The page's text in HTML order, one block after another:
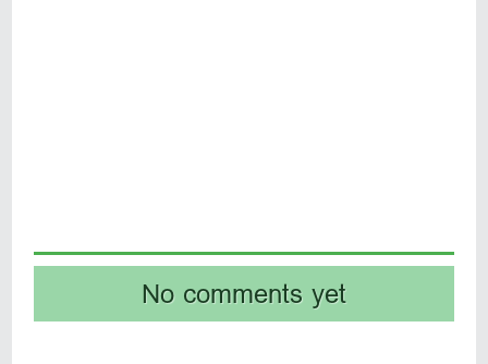
No comments yet